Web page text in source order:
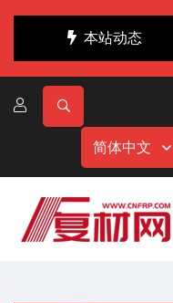
本站动态
简体中文